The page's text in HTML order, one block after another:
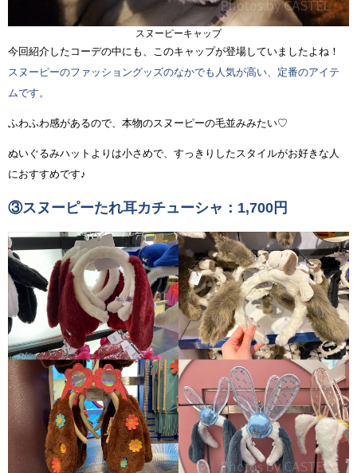
スヌーピーキャップ
今回紹介したコーデの中にも、このキャップが登場していましたよね！
スヌーピーのファッショングッズのなかでも人気が高い、定番のアイテ
ムです。
ふわふわ感があるので、本物のスヌーピーの毛並みみたい♡
ぬいぐるみハットよりは小さめで、すっきりしたスタイルがお好きな人
におすすめです♪
③スヌーピーたれ耳カチューシャ：1,700円